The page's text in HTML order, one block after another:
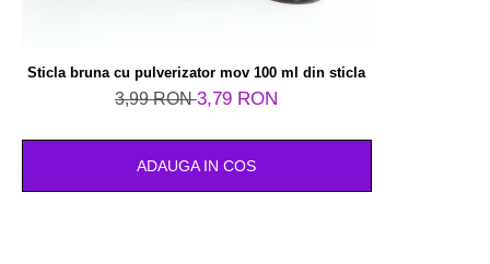
Sticla bruna cu pulverizator mov 100 ml din sticla
3,99 RON3,79 RON
ADAUGA IN COS